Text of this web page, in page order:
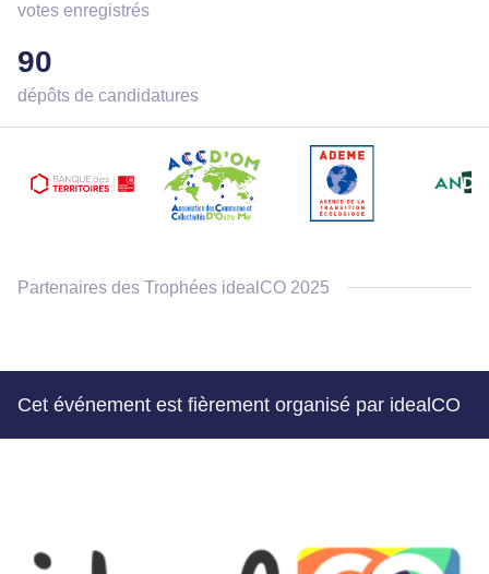
votes enregistrés
90
dépôts de candidatures
Partenaires des Trophées idealCO 2025
Cet événement est fièrement organisé par idealCO